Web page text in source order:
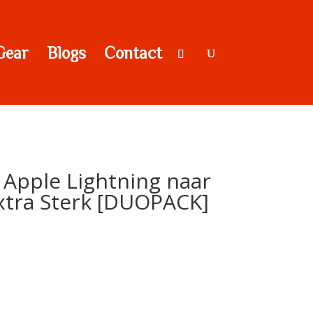
Blogs Contact
Apple Lightning naar
Sterk [DUOPACK]